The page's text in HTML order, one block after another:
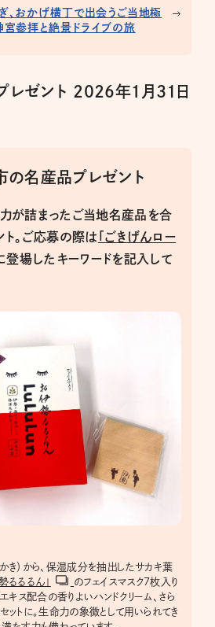
、おかげ横丁で出会うご当地極
宮参拝と絶景ドライブの旅
レゼント 2026年１月31日
の名産品プレゼント
が詰まったご当地名産品を合
。ご応募の際は
「ごきげんロー
登場したキーワードを記入して
き）から、保湿成分を抽出したサカキ葉
るるるん」
のフェイスマスク7枚入り
キス配合の香りよいハンドクリーム、さら
ットに。生命力の象徴として用いられてき